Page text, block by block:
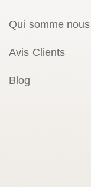
Qui somme nous
Avis Clients
Blog